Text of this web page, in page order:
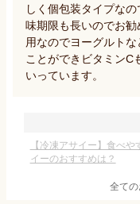
しく個包装タイプな
味期限も長いのでお
用なのでヨーグルト
ことができビタミンC
いっています。
【冷凍アサイー】食べ
イーのおすすめは？
全ての